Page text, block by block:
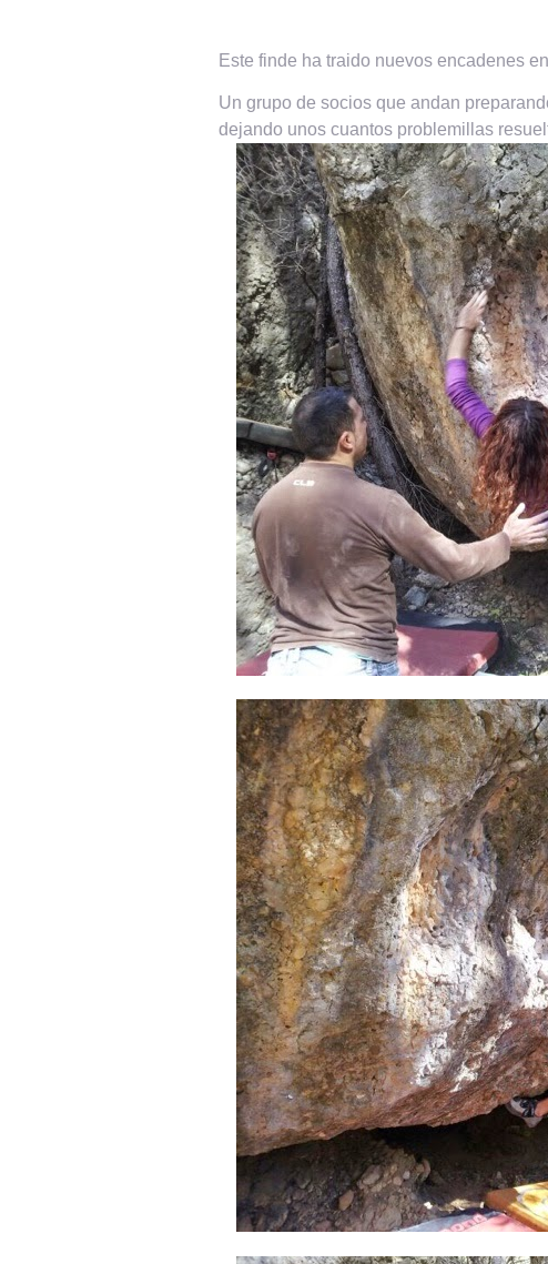
Este finde ha traido nuevos encadenes
Un grupo de socios que andan
dejando unos cuantos problemillas